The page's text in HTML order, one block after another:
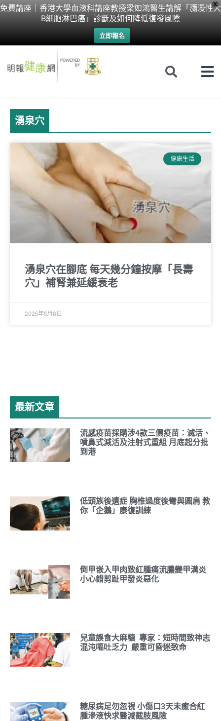
X
免費講座｜香港大學血液科講座教授梁如鴻醫生講解「瀰漫性大
B細胞淋巴癌」診斷及如何降低復發風險
立即報名
Skip
湧泉穴
健康生活
湧泉穴在腳底 每天幾分鐘按摩「長壽
穴」補腎兼延緩衰老
2025年5月8日
最新文章
流感疫苗採購涉4款三價疫苗：滅活、
噴鼻式減活及注射式重組 月底起分批
到港
低頭族後遺症 胸椎過度後彎與圓肩 教
你「企鵝」康復訓練
倒甲嵌入甲肉致紅腫痛流膿變甲溝炎
小心錯剪趾甲發炎惡化
兒童誤食大麻糖 專家：短時間致神志
混沌嘔吐乏力 嚴重可昏迷致命
糖尿病足勿忽視 小傷口3天未癒合紅
腫滲液快求醫減截肢風險